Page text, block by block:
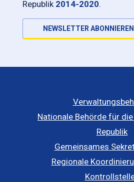
Republik 2014-2020.
NEWSLETTER ABONNIEREN
Nationale Behörde für
Republik
Gemeinsames
Regionale